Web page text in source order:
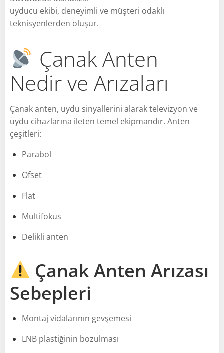
uyducu ekibi, deneyimli ve müşteri odaklı
teknisyenlerden oluşur.
Çanak Anten
Nedir ve Arızaları
Çanak anten, uydu sinyallerini alarak televizyon ve
uydu cihazlarına ileten temel ekipmandır. Anten
çeşitleri:
Parabol
Ofset
Flat
Multifokus
Delikli anten
Çanak Anten Arızası
Sebepleri
Montaj vidalarının gevşemesi
LNB plastiğinin bozulması